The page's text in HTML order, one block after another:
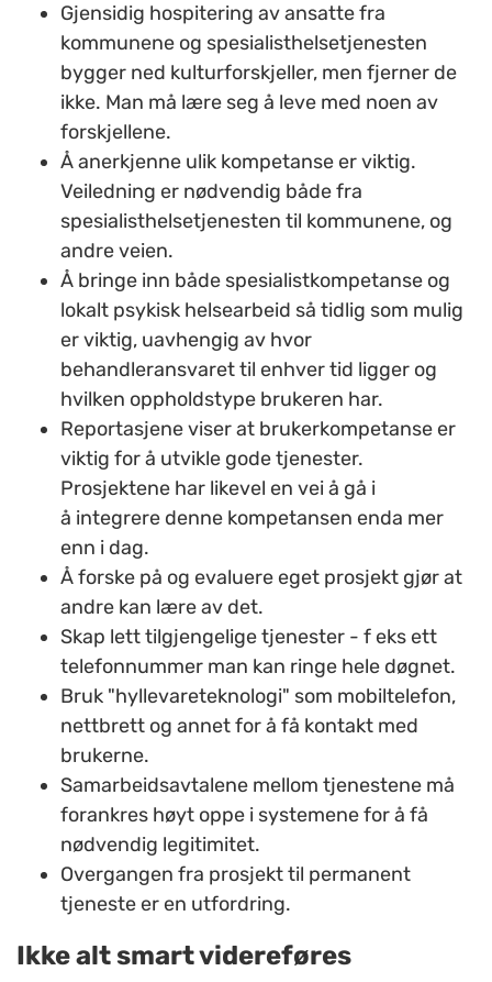
Gjensidig hospitering av ansatte fra
kommunene og spesialisthelsetjenesten
bygger ned kulturforskjeller, men fjerner de
ikke. Man må lære seg å leve med noen av
forskjellene.
Å anerkjenne ulik kompetanse er viktig.
Veiledning er nødvendig både fra
spesialisthelsetjenesten til kommunene, og
andre veien.
Å bringe inn både spesialistkompetanse og
lokalt psykisk helsearbeid så tidlig som mulig
er viktig, uavhengig av hvor
behandleransvaret til enhver tid ligger og
hvilken oppholdstype brukeren har.
Reportasjene viser at brukerkompetanse er
viktig for å utvikle gode tjenester.
Prosjektene har likevel en vei å gå i
å integrere denne kompetansen enda mer
enn i dag.
Å forske på og evaluere eget prosjekt gjør at
andre kan lære av det.
Skap lett tilgjengelige tjenester - f eks ett
telefonnummer man kan ringe hele døgnet.
Bruk "hyllevareteknologi" som mobiltelefon,
nettbrett og annet for å få kontakt med
brukerne.
Samarbeidsavtalene mellom tjenestene må
forankres høyt oppe i systemene for å få
nødvendig legitimitet.
Overgangen fra prosjekt til permanent
tjeneste er en utfordring.
Ikke alt smart videreføres